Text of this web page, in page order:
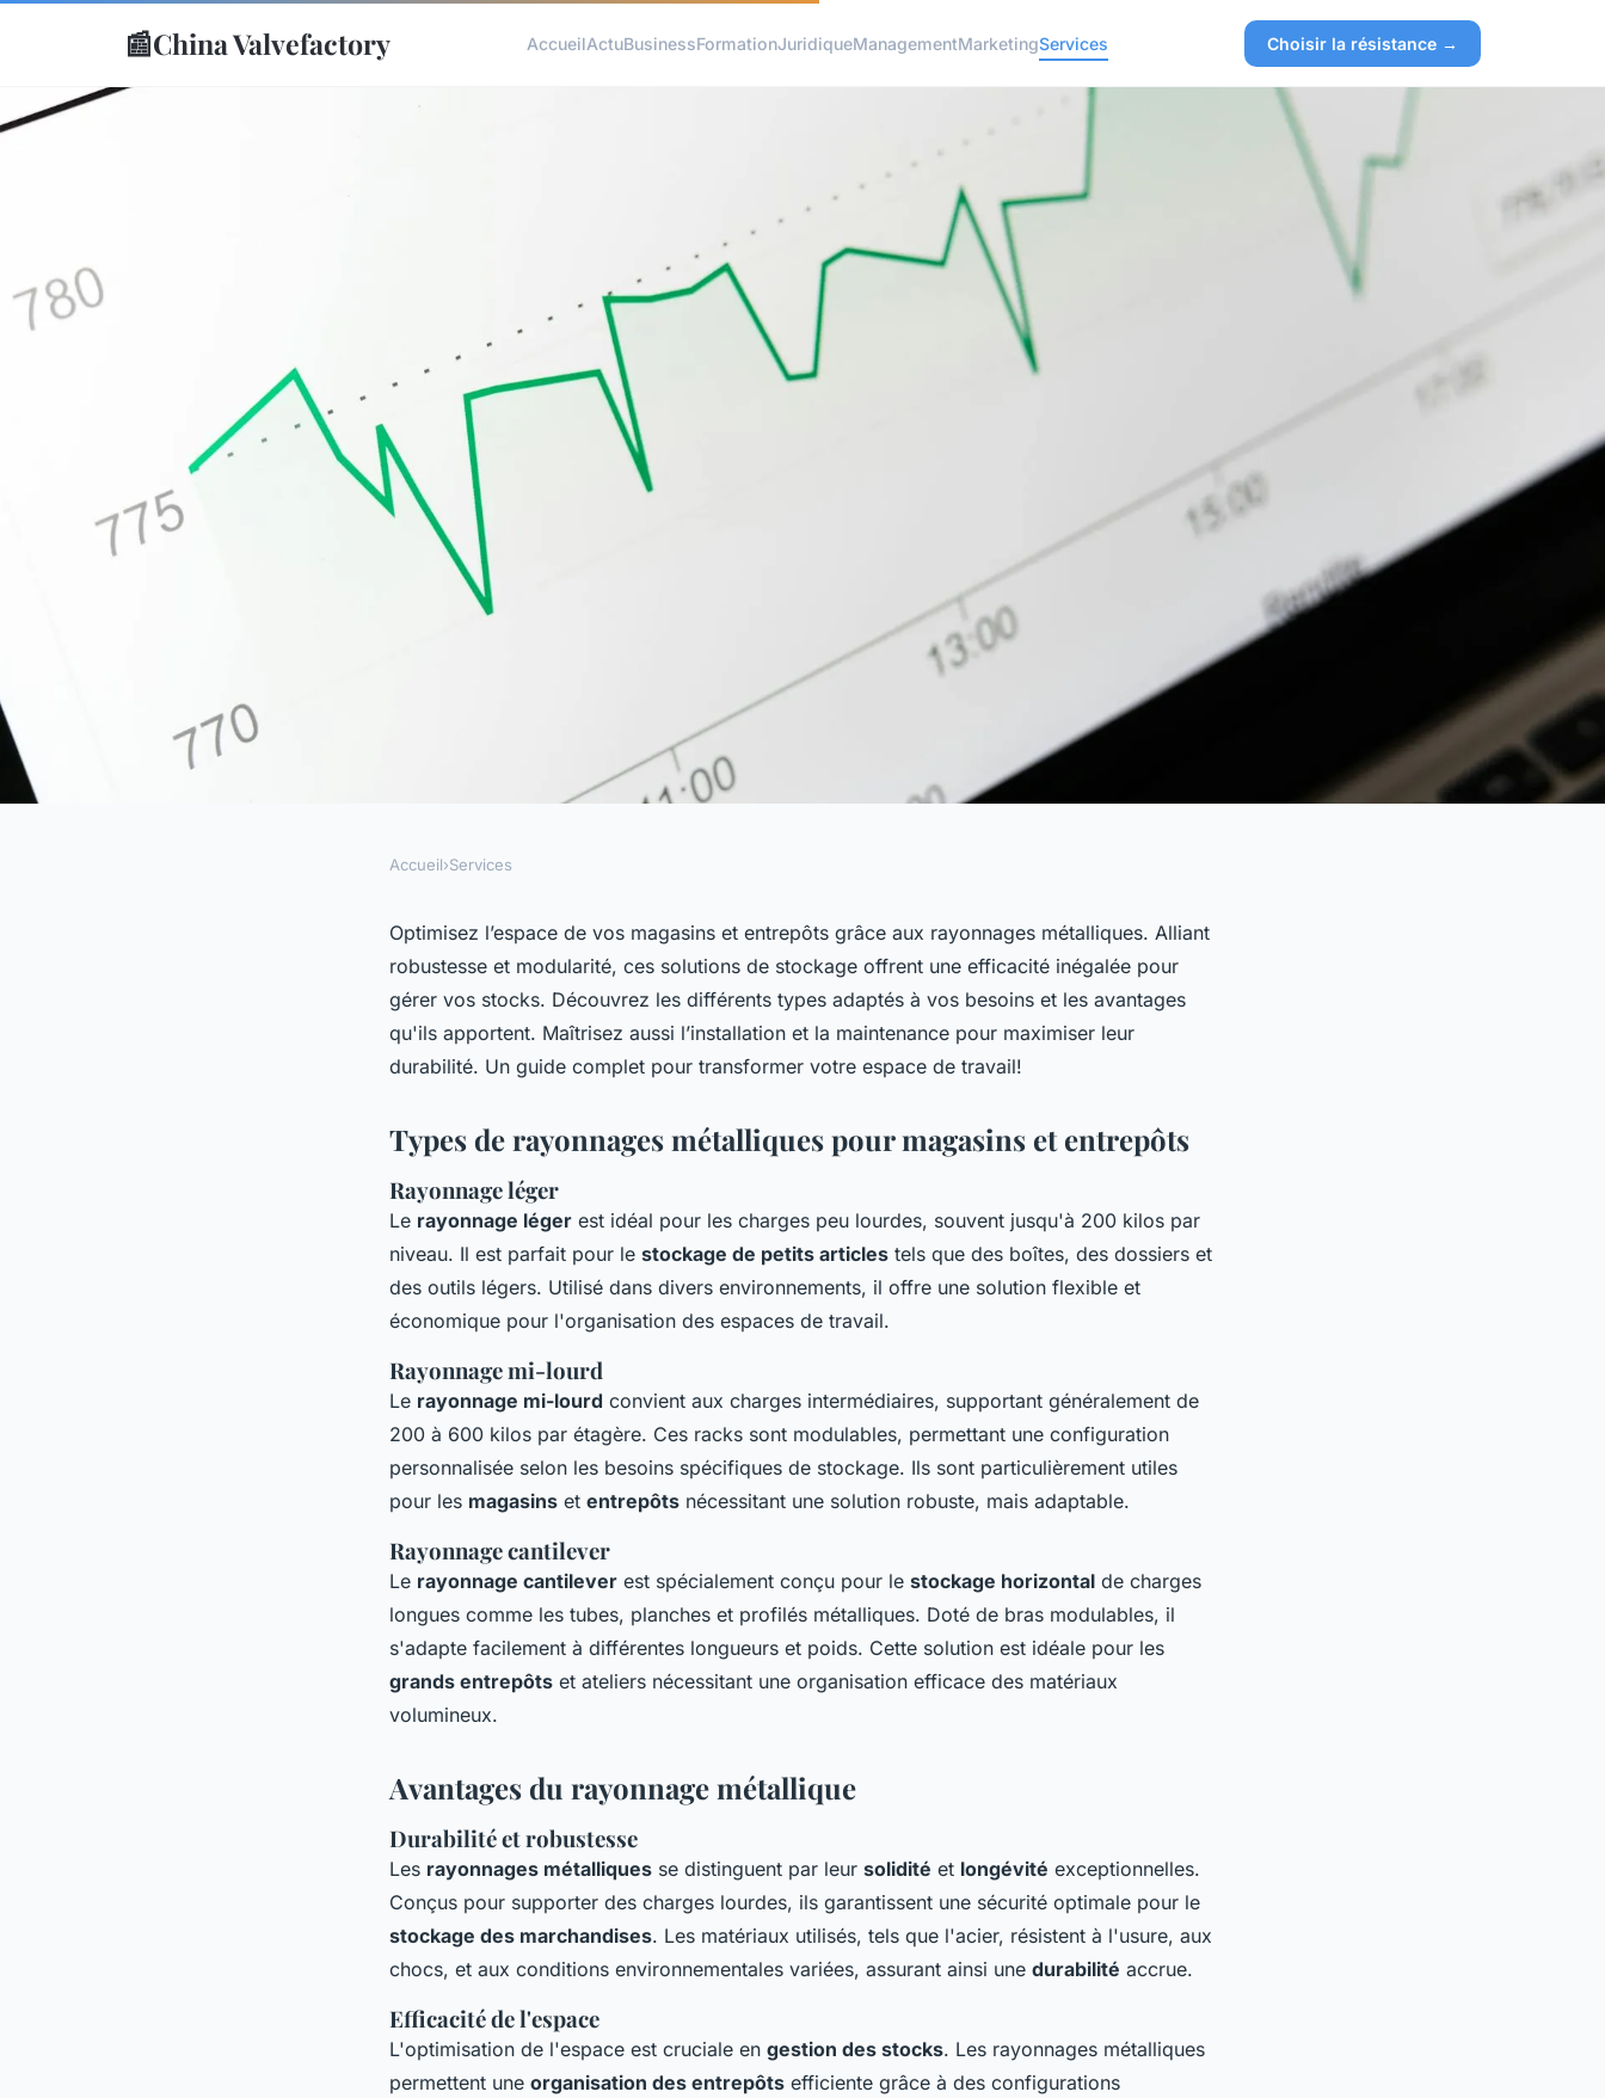
📰China Valvefactory AccueilActuBusinessFormationJuridiqueManagementMarketingServices Choisir la résistance →
Rayonnage métallique : une solution
de stockage pour les magasins et les
3 min de lecture
Accueil›Services
Optimisez l’espace de vos magasins et entrepôts grâce aux rayonnages métalliques. Alliant
robustesse et modularité, ces solutions de stockage offrent une efficacité inégalée pour
gérer vos stocks. Découvrez les différents types adaptés à vos besoins et les avantages
qu'ils apportent. Maîtrisez aussi l’installation et la maintenance pour maximiser leur
durabilité. Un guide complet pour transformer votre espace de travail!
Types de rayonnages métalliques pour magasins et entrepôts
Rayonnage léger
Le rayonnage léger est idéal pour les charges peu lourdes, souvent jusqu'à 200 kilos par
niveau. Il est parfait pour le stockage de petits articles tels que des boîtes, des dossiers et
des outils légers. Utilisé dans divers environnements, il offre une solution flexible et
économique pour l'organisation des espaces de travail.
Rayonnage mi-lourd
Le rayonnage mi-lourd convient aux charges intermédiaires, supportant généralement de
200 à 600 kilos par étagère. Ces racks sont modulables, permettant une configuration
personnalisée selon les besoins spécifiques de stockage. Ils sont particulièrement utiles
pour les magasins et entrepôts nécessitant une solution robuste, mais adaptable.
Rayonnage cantilever
Le rayonnage cantilever est spécialement conçu pour le stockage horizontal de charges
longues comme les tubes, planches et profilés métalliques. Doté de bras modulables, il
s'adapte facilement à différentes longueurs et poids. Cette solution est idéale pour les
grands entrepôts et ateliers nécessitant une organisation efficace des matériaux
volumineux.
Avantages du rayonnage métallique
Durabilité et robustesse
Les rayonnages métalliques se distinguent par leur solidité et longévité exceptionnelles.
Conçus pour supporter des charges lourdes, ils garantissent une sécurité optimale pour le
stockage des marchandises. Les matériaux utilisés, tels que l'acier, résistent à l'usure, aux
chocs, et aux conditions environnementales variées, assurant ainsi une durabilité accrue.
Efficacité de l'espace
L'optimisation de l'espace est cruciale en gestion des stocks. Les rayonnages métalliques
permettent une organisation des entrepôts efficiente grâce à des configurations